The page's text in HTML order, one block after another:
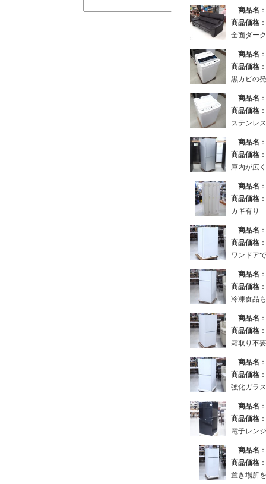
商品名 ：
商品価格 ：
全面ダー
商品名 ：
商品価格 ：
黒カビの
商品名 ：
商品価格 ：
ステンレ
商品名 ：
商品価格 ：
庫内が広
商品名 ：
商品価格 ：
カギ有り
商品名 ：
商品価格 ：
ワンドア
商品名 ：
商品価格 ：
冷凍食品
商品名 ：
商品価格 ：
霜取り不
商品名 ：
商品価格 ：
強化ガラ
商品名 ：
商品価格 ：
電子レン
商品名 ：
商品価格 ：
置き場所